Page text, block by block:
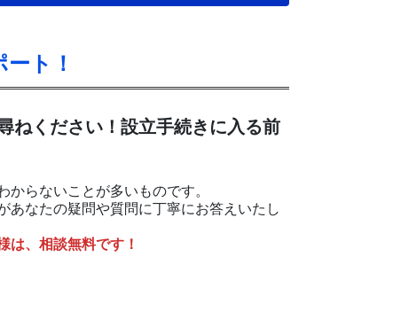
ト！
ねください！設立手続きに入る前
らないことが多いものです。
あなたの疑問や質問に丁寧にお答えいたし
は、相談無料です！